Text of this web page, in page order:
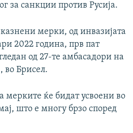
за санкции против Русија.
мерки, од инвазијата
2022 година, прв пат
од 27-те амбасадори на
во Брисел.
мерките ќе бидат усвоени во
што е многу брзо според